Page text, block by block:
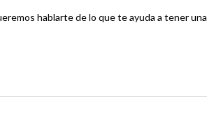
hablarte de lo que te ayuda a tener una